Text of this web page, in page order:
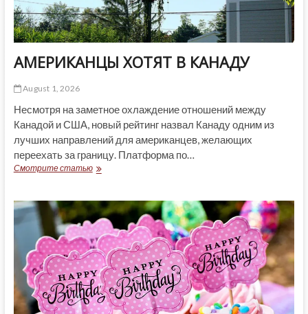
АМЕРИКАНЦЫ ХОТЯТ В КАНАДУ
August 1, 2026
Несмотря на заметное охлаждение отношений между
Канадой и США, новый рейтинг назвал Канаду одним из
лучших направлений для американцев, желающих
переехать за границу. Платформа по…
Смотрите статьюАМЕРИКАНЦЫ
КАНАДУ